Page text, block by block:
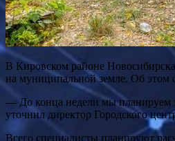
В Кировском районе
на муниципальной земле. Об этом
— До конца недели мы планируем
уточнил директор Городского
Всего специалисты планируют